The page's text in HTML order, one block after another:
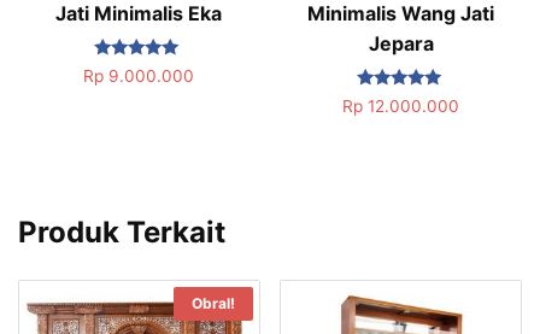
Jati Minimalis Eka
Dinilai
5.00
Rp 9.000.000
Minimalis Wang Jati
Jepara
Dinilai
5.00
Rp 12.000.000
Produk Terkait
Obral!